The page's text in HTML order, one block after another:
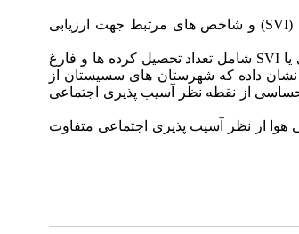
(
SVI) و شاخص های مرتبط جهت ارزیابی
SVI شامل تعداد تحصیل کرده ها و فارغ
نشان داده که شهرستان های سسیستان از
حساسی از نقطه نظر آسیب پذیری اجتماعی
هوا از نظر آسیب پذیری اجتماعی متفاوت